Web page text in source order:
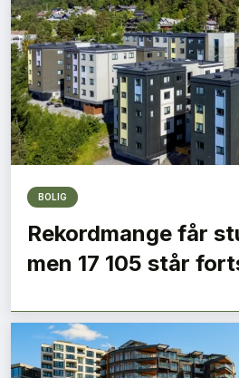
BOLIG
Rekordmange får
men 17 105 står